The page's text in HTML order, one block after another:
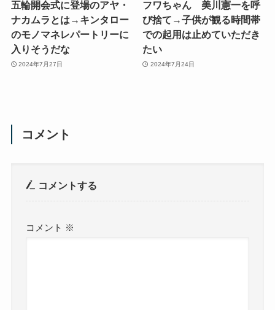
五輪開会式に登場のアヤ・
ナカムラとは→キンタロー
のモノマネレパートリーに
入りそうだな
2024年7月27日
フワちゃん 美川憲一を呼
び捨て→子供が観る時間帯
での起用は止めていただき
たい
2024年7月24日
コメント
コメントする
コメント ※